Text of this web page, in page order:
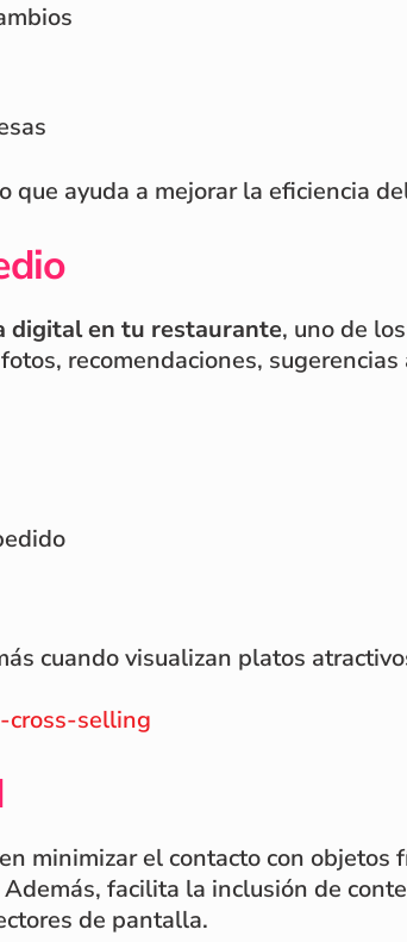
ayuda a mejorar la eficiencia
digital en tu restaurante, uno de
recomendaciones,
cuando visualizan platos
cross-selling
minimizar el contacto con objetos
facilita la inclusión de
de pantalla.